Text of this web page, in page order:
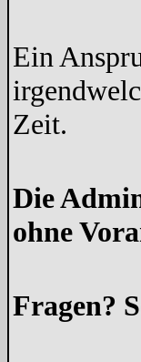
Ein
Zeit.
Die
ohne
Fragen?